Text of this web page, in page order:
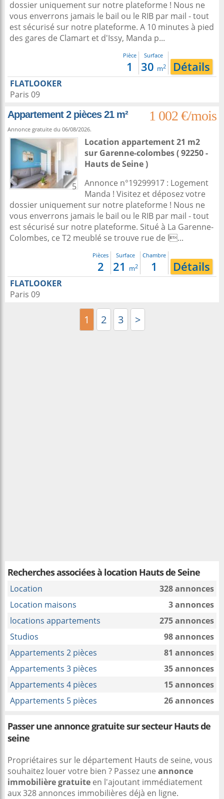
dossier uniquement sur notre plateforme ! Nous ne
vous enverrons jamais le bail ou le RIB par mail - tout
est sécurisé sur notre plateforme. A 10 minutes à pied
des gares de Clamart et d'Issy, Manda p...
Pièce
1
Surface
30 m2 Détails
FLATLOOKER
Paris 09
Appartement 2 pièces 21 m²
1 002 €/mois
Annonce gratuite du 06/08/2026.
5
Location appartement 21 m2
sur Garenne-colombes( 92250 -
Hauts de Seine )
Annonce n°19299917 : Logement
Manda ! Visitez et déposez votre
dossier uniquement sur notre plateforme ! Nous ne
vous enverrons jamais le bail ou le RIB par mail - tout
est sécurisé sur notre plateforme. Situé à La Garenne-
Colombes, ce T2 meublé se trouve rue de l...
Pièces
2
Surface
21 m2
Chambre
1 Détails
FLATLOOKER
Paris 09
1 2 3 >
Recherches associées à location Hauts de Seine
Location
328 annonces
Location maisons
3 annonces
locations appartements
275 annonces
Studios
98 annonces
Appartements 2 pièces
81 annonces
Appartements 3 pièces
35 annonces
Appartements 4 pièces
15 annonces
Appartements 5 pièces
26 annonces
Passer une annonce gratuite sur secteur Hauts de
seine
Propriétaires sur le département Hauts de seine, vous
souhaitez louer votre bien ? Passez une annonce
immobilière gratuite en l'ajoutant immédiatement
aux 328 annonces immobilières déjà en ligne.